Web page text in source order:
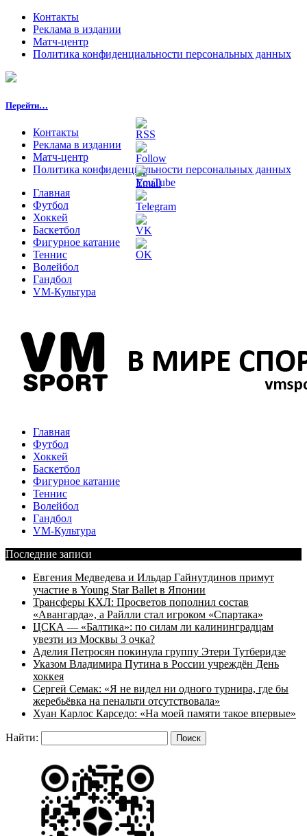
Контакты
Реклама в издании
Матч-центр
Политика конфиденциальности персональных данных
Перейти…
Контакты
Реклама в издании
Матч-центр
Политика конфиденциальности персональных данных
Главная
Футбол
Хоккей
Баскетбол
Фигурное катание
Теннис
Волейбол
Гандбол
VM-Культура
Главная
Футбол
Хоккей
Баскетбол
Фигурное катание
Теннис
Волейбол
Гандбол
VM-Культура
Последние записи
Евгения Медведева и Ильдар Гайнутдинов примут
участие в Young Star Ballet в Японии
Трансферы КХЛ: Просветов пополнил состав
«Авангарда», а Райлли стал игроком «Спартака»
ЦСКА — «Балтика»: по силам ли калининградцам
увезти из Москвы 3 очка?
Аделия Петросян покинула группу Этери Тутберидзе
Указом Владимира Путина в России учреждён День
хоккея
Сергей Семак: «Я не видел ни одного турнира, где бы
жеребьёвка на пенальти отсутствовала»
Хуан Карлос Карседо: «На моей памяти такое впервые»
Найти: